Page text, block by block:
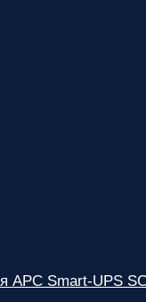
APC Smart-UPS